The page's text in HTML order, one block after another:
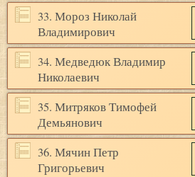
33. Мороз Николай
Владимирович
34. Медведюк Владимир
Николаевич
35. Митряков Тимофей
Демьянович
36. Мячин Петр
Григорьевич